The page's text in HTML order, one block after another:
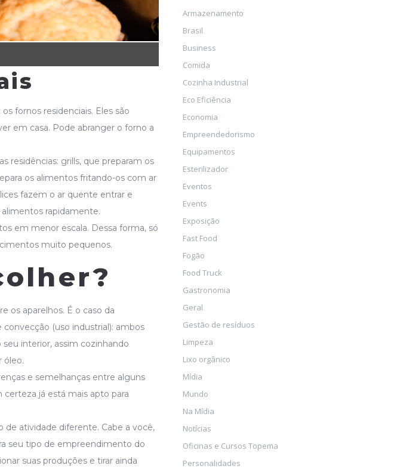
fornos residenciais. Eles são
em casa. Pode abranger o forno a
residências: grills, que preparam os
os alimentos fritando-os com ar
fazem o ar quente entrar e
rapidamente.
em menor escala. Dessa forma, só
muito pequenos.
os aparelhos. É o caso da
(uso industrial): ambos
interior, assim cozinhando
óleo.
e semelhanças entre alguns
já está mais apto para
de atividade diferente. Cabe a você,
seu tipo de empreendimento do
suas produções e tirar ainda
Armazenamento
Brasil
Business
Comida
Cozinha Industrial
Eco Eficiência
Economia
Empreendedorismo
Equipamentos
Esterilizador
Eventos
Events
Exposição
Fast Food
Fogão
Food Truck
Gastronomia
Geral
Gestão de resíduos
Limpeza
Lixo orgânico
Mídia
Mundo
Na Mídia
Notícias
Oficinas e Cursos Topema
Personalidades